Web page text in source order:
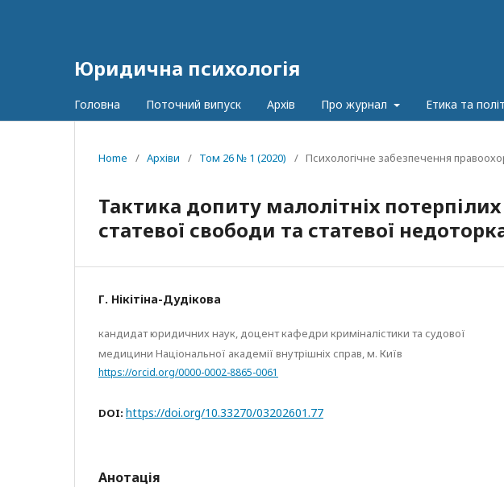
Юридична психологія
Головна Поточний випуск Архів Про журнал Етика та
Home / Архіви / Том 26 № 1 (2020) / Психологічне забезпечення
Тактика допиту малолітніх
статевої свободи та статевої
Г. Нікітіна-Дудікова
кандидат юридичних наук, доцент кафедри криміналістики та судової
медицини Національної академії внутрішніх справ, м. Київ
https://orcid.org/0000-0002-8865-0061
DOI: https://doi.org/10.33270/03202601.77
Анотація